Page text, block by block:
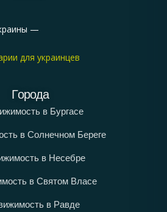
—
для украинцев
Города
в Бургасе
в Солнечном Береге
в Несебре
в Святом Власе
в Равде